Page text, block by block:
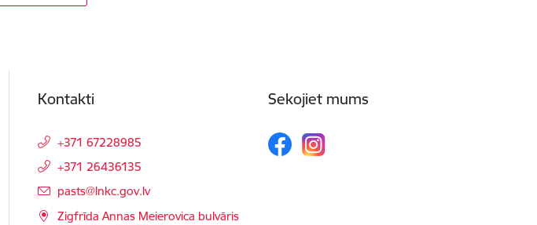
Kontakti
+371 67228985
+371 26436135
E-pasts:
pasts@lnkc.gov.lv
Zigfrīda Annas Meierovica bulvāris
Sekojiet mums